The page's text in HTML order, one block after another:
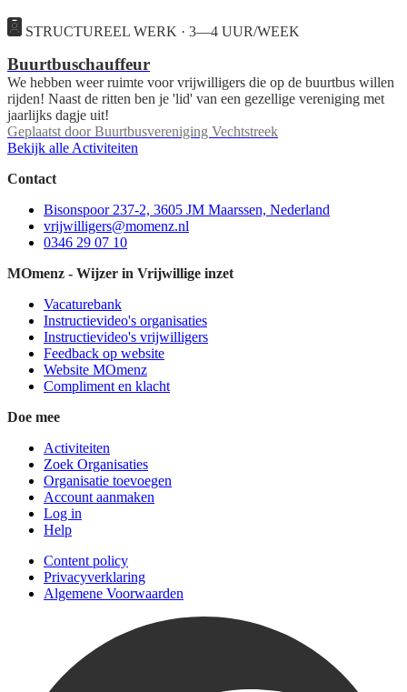
STRUCTUREEL WERK · 3—4 UUR/WEEK
Buurtbuschauffeur
We hebben weer ruimte voor vrijwilligers die op de buurtbus willen
rijden! Naast de ritten ben je 'lid' van een gezellige vereniging met
jaarlijks dagje uit!
Geplaatst door Buurtbusvereniging Vechtstreek
Bekijk alle Activiteiten
Contact
Bisonspoor 237-2, 3605 JM Maarssen, Nederland
vrijwilligers@momenz.nl
0346 29 07 10
MOmenz - Wijzer in Vrijwillige inzet
Vacaturebank
Instructievideo's organisaties
Instructievideo's vrijwilligers
Feedback op website
Website MOmenz
Compliment en klacht
Doe mee
Activiteiten
Zoek Organisaties
Organisatie toevoegen
Account aanmaken
Log in
Help
Content policy
Privacyverklaring
Algemene Voorwaarden